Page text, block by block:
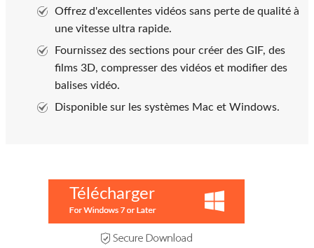
Offrez d'excellentes vidéos sans perte de qualité à
une vitesse ultra rapide.
Fournissez des sections pour créer des GIF, des
films 3D, compresser des vidéos et modifier des
balises vidéo.
Disponible sur les systèmes Mac et Windows.
Télécharger